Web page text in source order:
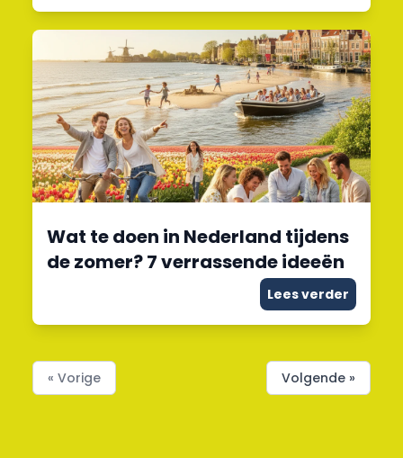
Wat te doen in Nederland tijdens
de zomer? 7 verrassende ideeën
Lees verder
« Vorige Volgende »